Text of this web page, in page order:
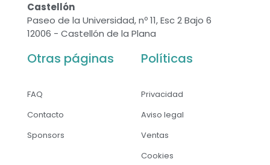
Castellón
Paseo de la Universidad, nº 11, Esc 2 Bajo 6
12006 - Castellón de la Plana
Otras páginas
FAQ
Contacto
Sponsors
Políticas
Privacidad
Aviso legal
Ventas
Cookies